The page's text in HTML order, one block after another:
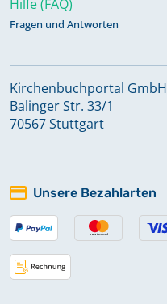
Verzeichnis der
Verzeichnis der
Getrauten und
Verzeichnis der
Konfirmierten,
Gestorbenen
Hilfe (FAQ)
Fragen und Antworten
Kirchenbuchportal GmbH
Balinger Str. 33/1
70567 Stuttgart
Unsere Bezahlarten